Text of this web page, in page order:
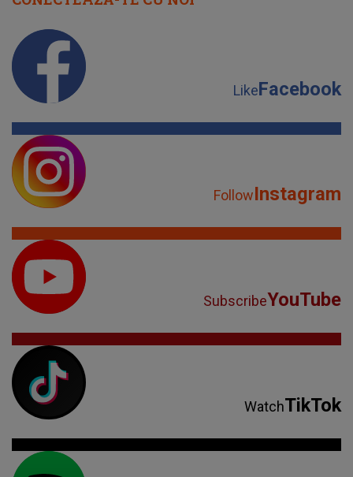
LikeFacebook
FollowInstagram
SubscribeYouTube
WatchTikTok